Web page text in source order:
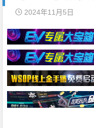
2024年11月5日